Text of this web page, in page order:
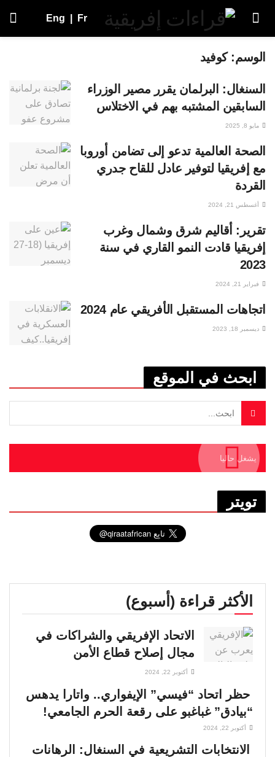
Eng Fr
الوسم:كوفيد
السنغال: البرلمان يقرر مصير الوزراء
السابقين المشتبه بهم في الاختلاس
مايو 8, 2025
الصحة العالمية تدعو إلى تضامن أوروبا
مع إفريقيا لتوفير عادل للقاح جدري
القردة
أغسطس 21, 2024
تقرير: أقاليم شرق وشمال وغرب
إفريقيا قادت النمو القاري في سنة
2023
فبراير 21, 2024
اتجاهات المستقبل الأفريقي عام 2024
ديسمبر 18, 2023
ابحث في الموقع
يشغل حاليا
تويتر
الأكثر قراءة (أسبوع)
الاتحاد الإفريقي والشراكات في
مجال إصلاح قطاع الأمن
أكتوبر 22, 2024
حظر اتحاد “فيسي” الإيفواري.. واتارا يدهس
“بيادق” غباغبو على رقعة الحرم الجامعي!
أكتوبر 22, 2024
الانتخابات التشريعية في السنغال: الرهانات